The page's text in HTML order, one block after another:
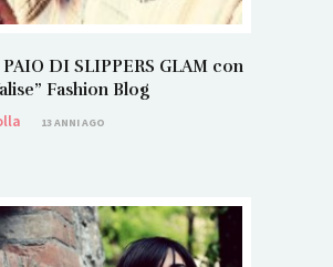
DI SLIPPERS GLAM con
Fashion Blog
13 ANNI AGO